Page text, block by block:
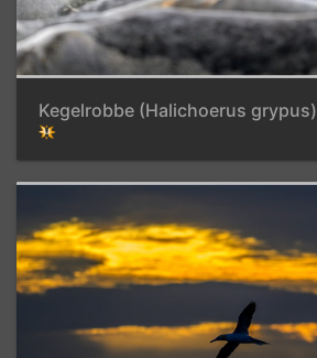
Kegelrobbe (Halichoerus grypus)